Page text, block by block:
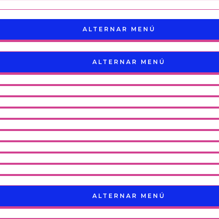
ALTERNAR MENÚ
ALTERNAR MENÚ
ALTERNAR MENÚ